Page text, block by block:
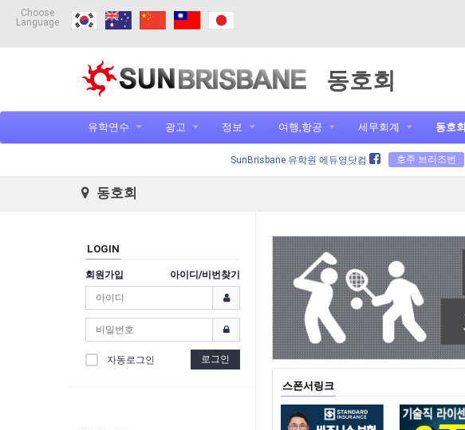
Choose
Language
동호회
유학연수 광고 정보 여행,항공 세무회계 동호회
SunBrisbane 유학원 에듀영닷컴 호주 브리즈번
동호회
LOGIN
회원가입 아이디/비번찾기
자동로그인 로그인
스폰서링크